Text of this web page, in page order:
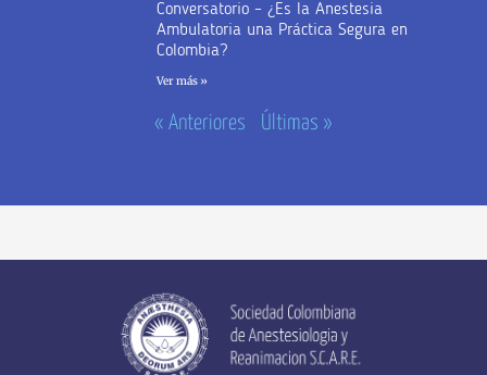
Conversatorio – ¿Es la Anestesia
Ambulatoria una Práctica Segura en
Colombia?
Ver más »
« Anteriores Últimas »